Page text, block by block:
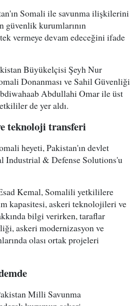
Somali ile savunma ilişkilerini
güvenlik kurumlarının
vermeye devam edeceğini ifade
Büyükelçisi Şeyh Nur
Donanması ve Sahil Güvenliği
Abdullahi Omar ile üst
de yer aldı.
teknoloji transferi
heyeti, Pakistan'ın devlet
Industrial & Defense Solutions'u
Kemal, Somalili yetkililere
kapasitesi, askeri teknolojileri ve
bilgi verirken, taraflar
askeri modernizasyon ve
olası ortak projeleri
Milli Savunma